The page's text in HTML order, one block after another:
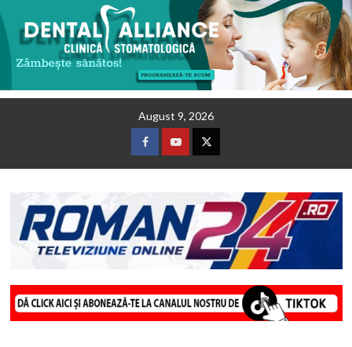
August 9, 2026
FacebookYoutubeTwitter